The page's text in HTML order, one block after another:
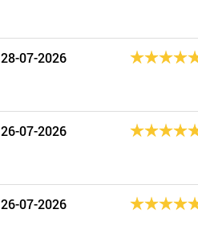
28-07-2026
26-07-2026
26-07-2026